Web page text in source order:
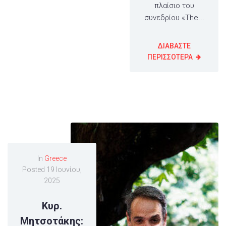
πλαίσιο του
συνεδρίου «The...
ΔΙΑΒΑΣΤΕ
ΠΕΡΙΣΣΟΤΕΡΑ
In Greece
Posted 19 Ιουνίου,
2025
Κυρ.
Μητσοτάκης: